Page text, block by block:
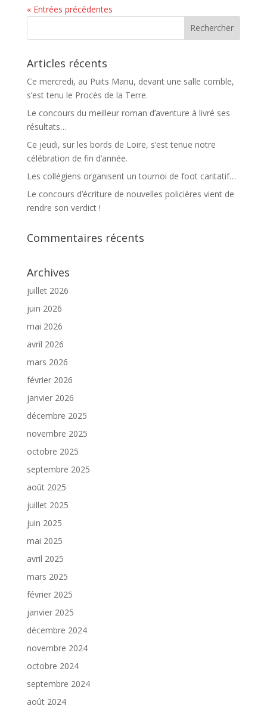
« Entrées précédentes
Articles récents
Ce mercredi, au Puits Manu, devant une salle comble,
s’est tenu le Procès de la Terre.
Le concours du meilleur roman d’aventure à livré ses
résultats…
Ce jeudi, sur les bords de Loire, s’est tenue notre
célébration de fin d’année.
Les collégiens organisent un tournoi de foot caritatif…
Le concours d’écriture de nouvelles policières vient de
rendre son verdict !
Commentaires récents
Archives
juillet 2026
juin 2026
mai 2026
avril 2026
mars 2026
février 2026
janvier 2026
décembre 2025
novembre 2025
octobre 2025
septembre 2025
août 2025
juillet 2025
juin 2025
mai 2025
avril 2025
mars 2025
février 2025
janvier 2025
décembre 2024
novembre 2024
octobre 2024
septembre 2024
août 2024